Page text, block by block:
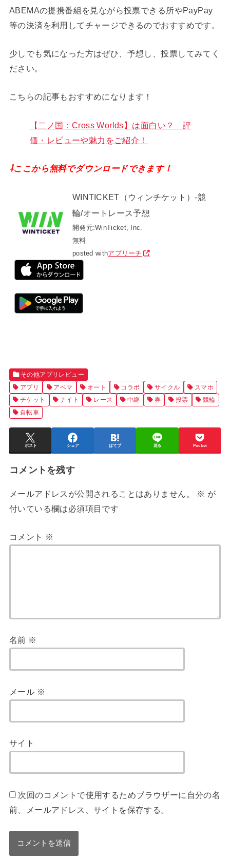
ABEMAの提携番組を見ながら投票できる所やPayPay
等の決済を利用してチャージできるのでおすすめです。
少しでも気になった方はぜひ、予想し、投票してみてく
ださい。
こちらの記事もおすすめになります！
【二ノ国：Cross Worlds】は面白い？ 評
価・レビューや魅力をご紹介！
⇩ここから無料でダウンロードできます！
WINTICKET（ウィンチケット）-競
輪/オートレース予想
開発元:WinTicket, Inc.
無料
posted withアプリーチ
その他アプリレビュー
アプリ
アベマ オート コラボ サイクル
スマホ
チケット
ナイト レース 中継 券 投票
競輪
自転車
ポスト シェア はてブ 送る Pocket
コメントを残す
メールアドレスが公開されることはありません。 ※ が
付いている欄は必須項目です
コメント ※
名前 ※
メール ※
サイト
次回のコメントで使用するためブラウザーに自分の名
前、メールアドレス、サイトを保存する。